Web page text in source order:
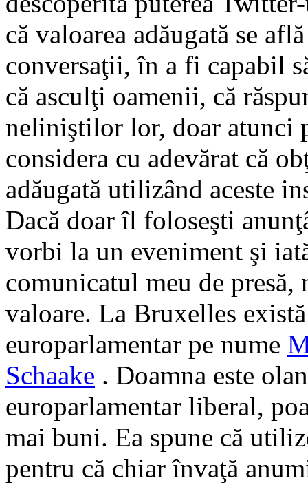
că valoarea adăugată se
conversaţii, în a fi capabil
că asculţi oamenii, că
neliniştilor lor, doar atunci
considera cu adevărat că
adăugată utilizând aceste
Dacă doar îl foloseşti
vorbi la un eveniment şi
comunicatul meu de
valoare. La Bruxelles
europarlamentar pe nume
Schaake . Doamna este
europarlamentar liberal,
mai buni. Ea spune că
pentru că chiar învaţă